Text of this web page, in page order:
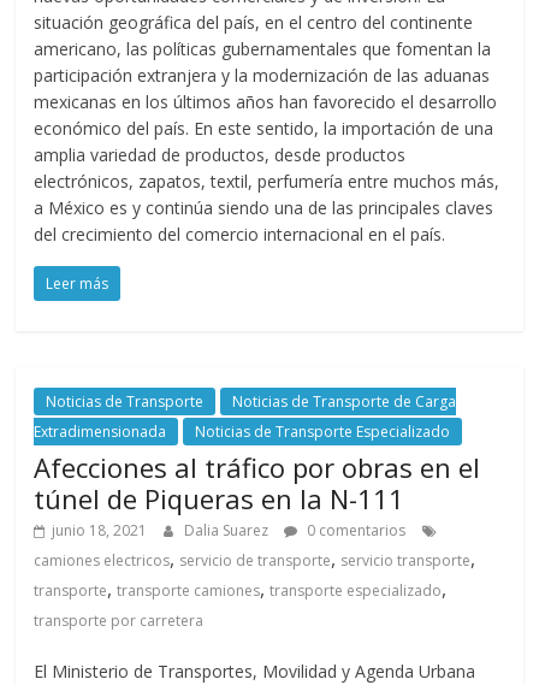
situación geográfica del país, en el centro del continente
americano, las políticas gubernamentales que fomentan la
participación extranjera y la modernización de las aduanas
mexicanas en los últimos años han favorecido el desarrollo
económico del país. En este sentido, la importación de una
amplia variedad de productos, desde productos
electrónicos, zapatos, textil, perfumería entre muchos más,
a México es y continúa siendo una de las principales claves
del crecimiento del comercio internacional en el país.
Leer más
Noticias de Transporte
Noticias de Transporte de Carga
Extradimensionada
Noticias de Transporte Especializado
Afecciones al tráfico por obras en el
túnel de Piqueras en la N-111
junio 18, 2021 Dalia Suarez
0 comentarios
camiones electricos, servicio de transporte, servicio transporte,
transporte,transporte camiones,transporte especializado,
transporte por carretera
El Ministerio de Transportes, Movilidad y Agenda Urbana